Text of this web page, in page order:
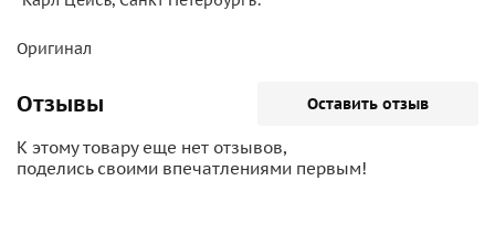
Оригинал
Отзывы Оставить отзыв
К этому товару еще нет отзывов,
поделись своими впечатлениями первым!